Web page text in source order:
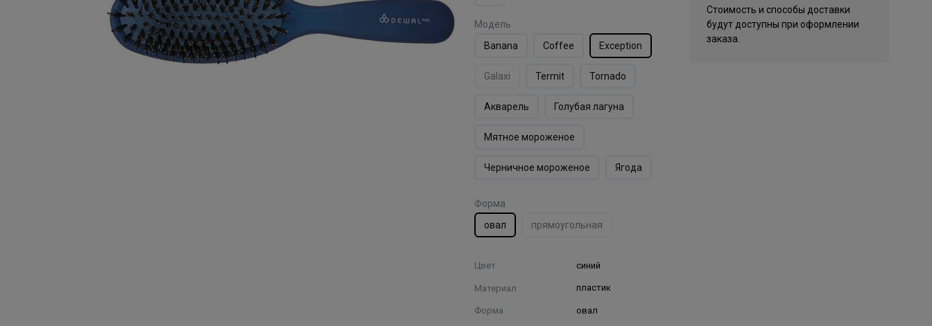
Модель
Banana
Coffee Exception
Galaxi Termit Tornado
Акварель Голубая лагуна
Мятное мороженое
Черничное мороженое Ягода
Форма
овал
прямоугольная
Цвет синий
Материал пластик
Форма овал
Стоимость и способы доставки
будут доступны при оформлении
заказа.